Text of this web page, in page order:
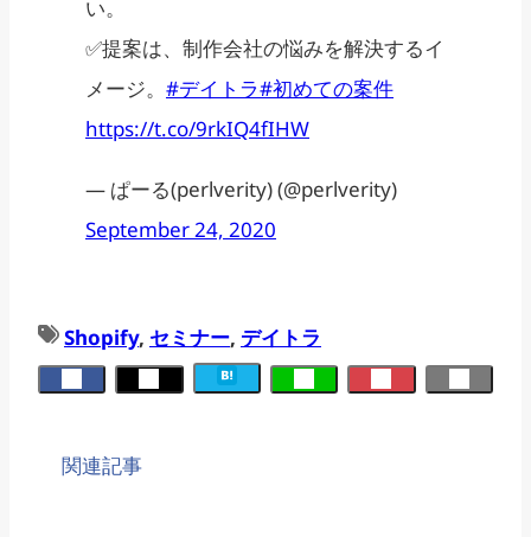
い。
✅提案は、制作会社の悩みを解決するイ
メージ。 #デイトラ#初めての案件
https://t.co/9rkIQ4fIHW
— ぱーる(perlverity) (@perlverity)
September 24, 2020
Shopify, セミナー, デイトラ
関連記事